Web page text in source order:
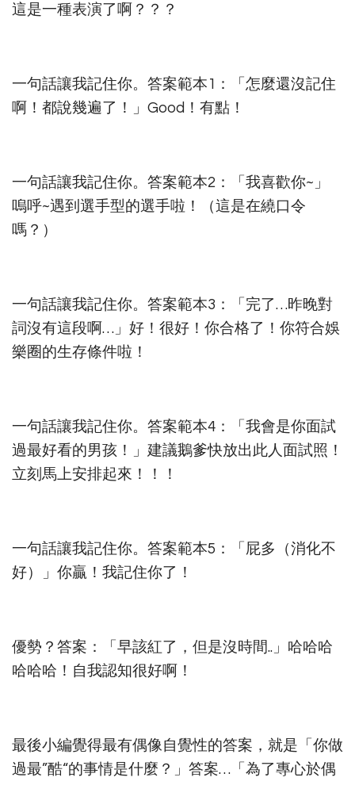
這是一種表演了啊？？？
一句話讓我記住你。答案範本1：「怎麼還沒記住
啊！都說幾遍了！」Good！有點！
一句話讓我記住你。答案範本2：「我喜歡你~」
嗚呼~遇到選手型的選手啦！（這是在繞口令
嗎？）
一句話讓我記住你。答案範本3：「完了…昨晚對
詞沒有這段啊…」好！很好！你合格了！你符合娛
樂圈的生存條件啦！
一句話讓我記住你。答案範本4：「我會是你面試
過最好看的男孩！」建議鵝爹快放出此人面試照！
立刻馬上安排起來！！！
一句話讓我記住你。答案範本5：「屁多（消化不
好）」你贏！我記住你了！
優勢？答案：「早該紅了，但是沒時間..」哈哈哈
哈哈哈！自我認知很好啊！
最後小編覺得最有偶像自覺性的答案，就是「你做
過最”酷“的事情是什麼？」答案…「為了專心於偶